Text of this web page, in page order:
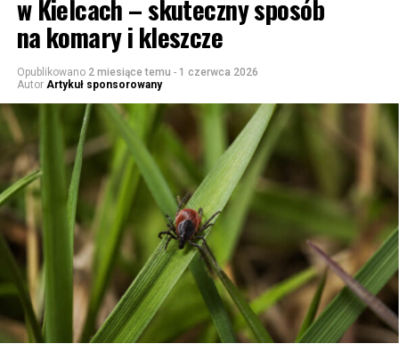
w Kielcach – skuteczny sposób
na komary i kleszcze
Opublikowano 2 miesiące temu - 1 czerwca 2026
Autor Artykuł sponsorowany